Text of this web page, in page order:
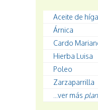
Aceite de
Árnica
Cardo
Hierba Luisa
Poleo
Zarzaparrilla
...ver más